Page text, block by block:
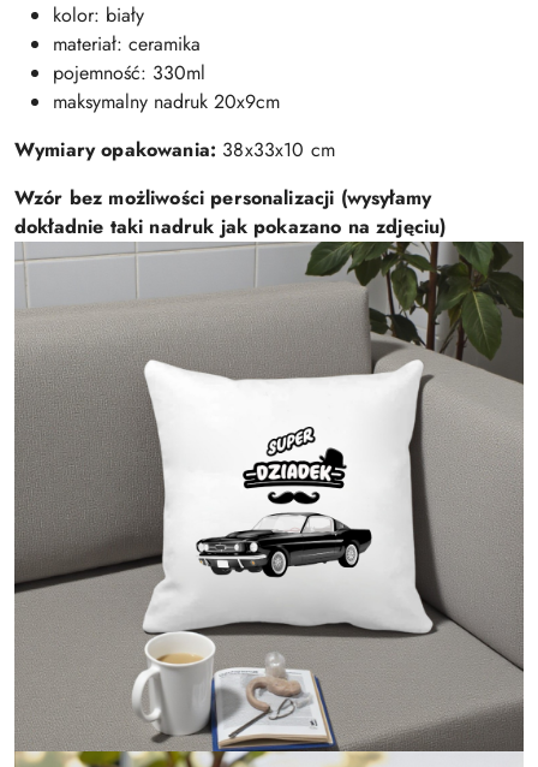
kolor: biały
materiał: ceramika
pojemność: 330ml
maksymalny nadruk 20x9cm
Wymiary opakowania: 38x33x10 cm
Wzór bez możliwości personalizacji (wysyłamy
dokładnie taki nadruk jak pokazano na zdjęciu)